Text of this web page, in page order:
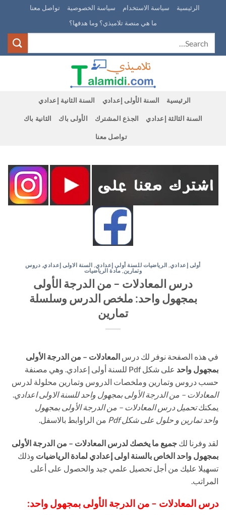
content
الرئيسية سياسة الاستخدام سياسة الخصوصية
تواصل معنا
ما هي منصة تلاميذي؟ وما هدفها؟
الرئيسية السنة الأولى إعدادي السنة الثانية إعدادي
السنة الثالثة إعدادي الجذع المشترك الأولى باك الثانية باك
تواصل معنا
أولى إعدادي الرياضيات للسنة أولى إعدادي السنة الاولى إعدادي, دروس
وتمارين,مادة الرياضيات
درس المعادلات – من الدرجة الأولى
بمجهول واحد: ملخص الدرس وسلسلة
تمارين
في هذه الصفحة نوفر لك درس المعادلات – من الدرجة الأولى
بمجهول واحد
على شكل Pdf للسنة أولى إعدادي. وهي مصنفة
حسب دروس وتمارين وملخصات الدروس وتمارين محلولة لدرس
المعادلات – من الدرجة الأولى بمجهول واحد للسنة الاولى اعدادي
يمكنكتحميل درس المعادلات – من الدرجة الأولى بمجهول
واحد تمارين و حلول على شكل Pdf
من الراوابط بالاسفل.
لقد وفرنا لك جميع ما يخصك لدرس المعادلات – من الدرجة الأولى
بمجهول واحد الخاص بالسنة اولى إعدادي لمادة الرياضيات وذلك
تسهيلا عليك من أجل تحصيل علمي جيد والحصول على أعلى
المراتب.
درس المعادلات – من الدرجة الأولى بمجهول واحد: